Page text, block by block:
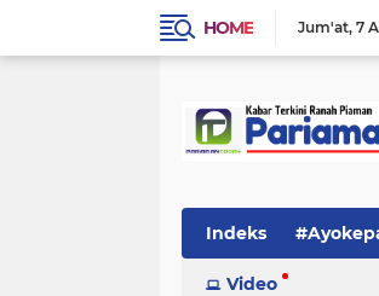
HOME Jum'at 7
Indeks
Video